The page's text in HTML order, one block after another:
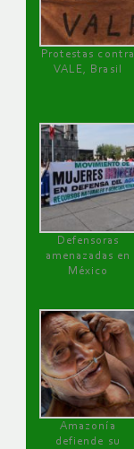
Protestas contra
VALE, Brasil
Defensoras
amenazadas en
México
Amazonía
defiende su